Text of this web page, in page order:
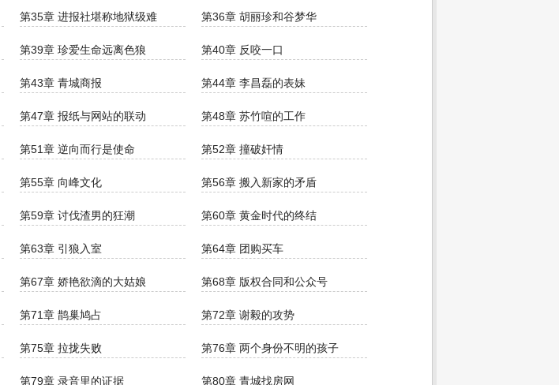
第35章 进报社堪称地狱级难 第36章 胡丽珍和谷梦华
第39章 珍爱生命远离色狼 第40章 反咬一口
第43章 青城商报 第44章 李昌磊的表妹
第47章 报纸与网站的联动 第48章 苏竹喧的工作
第51章 逆向而行是使命 第52章 撞破奸情
第55章 向峰文化 第56章 搬入新家的矛盾
第59章 讨伐渣男的狂潮 第60章 黄金时代的终结
第63章 引狼入室 第64章 团购买车
第67章 娇艳欲滴的大姑娘 第68章 版权合同和公众号
第71章 鹊巢鸠占 第72章 谢毅的攻势
第75章 拉拢失败 第76章 两个身份不明的孩子
第79章 录音里的证据 第80章 青城找房网